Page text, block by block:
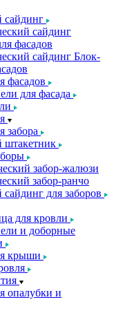
сайдинг
сайдинг
фасадов
сайдинг Блок-
фасадов
для фасада
забора
штакетник
забор-жалюзи
забор-ранчо
для заборов
для кровли
и доборные
крыши
опалубки и